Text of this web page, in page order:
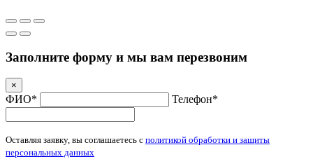
Заполните форму и мы вам перезвоним
×
ФИО* Телефон*
Оставляя заявку, вы соглашаетесь с политикой обработки и защиты
персональных данных